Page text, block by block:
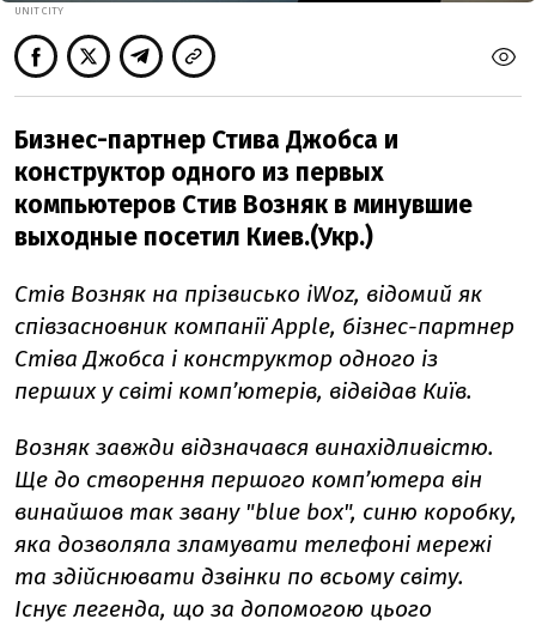
UNIT CITY
Бизнес-партнер Стива Джобса и
конструктор одного из первых
компьютеров Cтив Возняк в минувшие
выходные посетил Киев.(Укр.)
Стів Возняк на прізвисько iWoz, відомий як
співзасновник компанії Apple, бізнес-партнер
Стіва Джобса і конструктор одного із
перших у світі комп’ютерів, відвідав Київ.
Возняк завжди відзначався винахідливістю.
Ще до створення першого комп’ютера він
винайшов так звану "blue box", синю коробку,
яка дозволяла зламувати телефоні мережі
та здійснювати дзвінки по всьому світу.
Існує легенда, що за допомогою цього